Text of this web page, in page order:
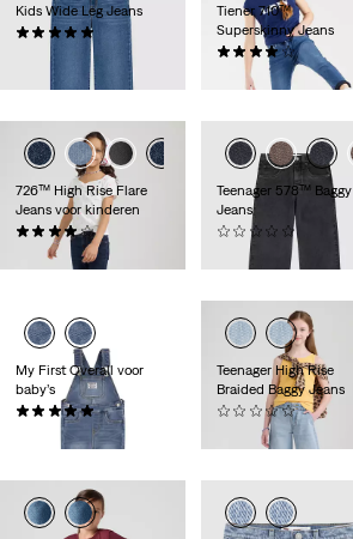
Kids Wide Leg Jeans
€ 44,95
Tiener 710™
Superskinny Jeans
(34)
€ 39,95
726™ High Rise Flare
Jeans voor kinderen
(8)
€ 44,95
Teenager 578™ Baggy
Jeans
€ 49,95
My First Overall voor
baby’s
(4)
€ 54,95
Teenager High Rise
Braided Baggy Jeans
(0)
€ 59,95